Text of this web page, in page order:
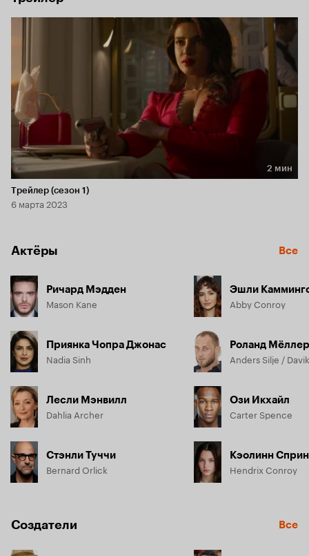
Длительность 2 мин
2 мин
Трейлер (сезон 1)
6 марта 2023
Актёры Все
Ричард Мэдден
Mason Kane
Приянка Чопра Джонас
Nadia Sinh
Лесли Мэнвилл
Dahlia Archer
Стэнли Туччи
Bernard Orlick
Эшли
Abby Conroy
Роланд Мёллер
Anders Silje /
Ози Икхайл
Carter Spence
Кэолинн
Hendrix Conroy
Создатели Все